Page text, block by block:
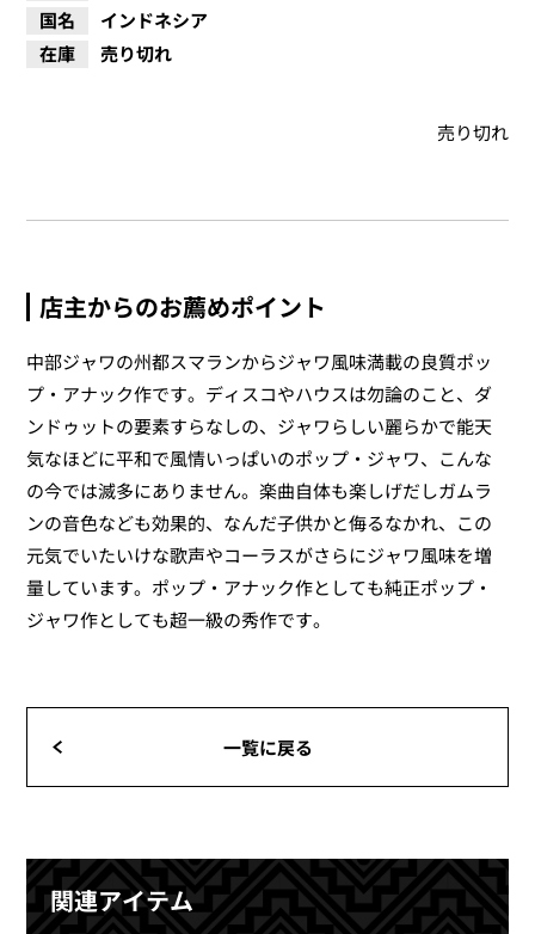
国名
インドネシア
在庫
売り切れ
売り切れ
店主からのお薦めポイント
中部ジャワの州都スマランからジャワ風味満載の良質ポッ
プ・アナック作です。ディスコやハウスは勿論のこと、ダ
ンドゥットの要素すらなしの、ジャワらしい麗らかで能天
気なほどに平和で風情いっぱいのポップ・ジャワ、こんな
の今では滅多にありません。楽曲自体も楽しげだしガムラ
ンの音色なども効果的、なんだ子供かと侮るなかれ、この
元気でいたいけな歌声やコーラスがさらにジャワ風味を増
量しています。ポップ・アナック作としても純正ポップ・
ジャワ作としても超一級の秀作です。
一覧に戻る
関連アイテム